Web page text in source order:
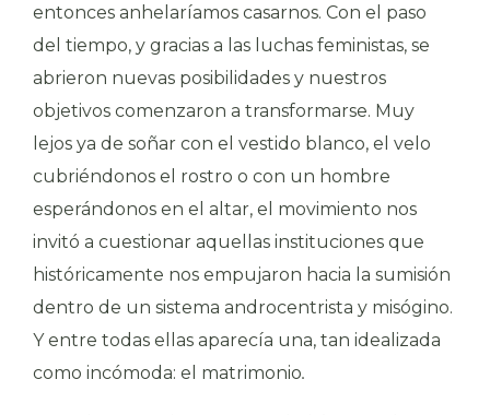
entonces anhelaríamos casarnos. Con el paso
del tiempo, y gracias a las luchas feministas, se
abrieron nuevas posibilidades y nuestros
objetivos comenzaron a transformarse. Muy
lejos ya de soñar con el vestido blanco, el velo
cubriéndonos el rostro o con un hombre
esperándonos en el altar, el movimiento nos
invitó a cuestionar aquellas instituciones que
históricamente nos empujaron hacia la sumisión
dentro de un sistema androcentrista y misógino.
Y entre todas ellas aparecía una, tan idealizada
como incómoda: el matrimonio.